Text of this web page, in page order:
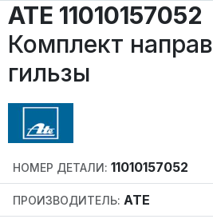
ATE 11010157052
Комплект
гильзы
НОМЕР ДЕТАЛИ: 11010157052
ПРОИЗВОДИТЕЛЬ: ATE